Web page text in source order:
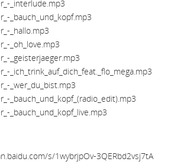
_interlude.mp3
_bauch_und_kopf.mp3
_hallo.mp3
_oh_love.mp3
_geisterjaeger.mp3
_ich_trink_auf_dich_feat._flo_mega.mp3
_wer_du_bist.mp3
_bauch_und_kopf_(radio_edit).mp3
_bauch_und_kopf_live.mp3
s/1wybrjpOv-3QERbd2vsj7tA